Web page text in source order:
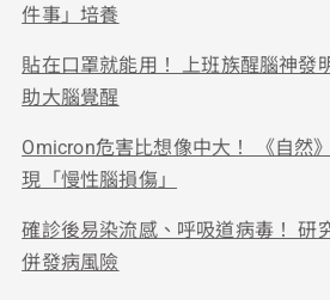
件事」培養
貼在口罩就能用！ 上班族醒腦神發
助大腦覺醒
Omicron危害比想像中大！ 《自然
現「慢性腦損傷」
確診後易染流感、呼吸道病毒！ 研
併發病風險